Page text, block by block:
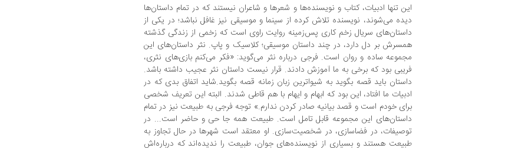
این تنها ادبیات، کتاب و نویسنده‌ها و شعرها و شاعران نیستند که در تمام داستان‌ها
دیده می‌شوند، نویسنده تلاش کرده از سینما و موسیقی نیز غافل نباشد؛ در یکی از
داستان‌های سریال زخم‌ کاری پس‌زمینه روایت راوی است که زخمی از زندگی گذشته
همسرش بر دل دارد، در چند داستان موسیقی؛ کلاسیک و پاپ. نثر داستان‌های این
مجموعه ساده و روان است. فرجی درباره نثر می‌گوید: «فکر می‌کنم بازی‌های نثری،
فریبی بود که برخی به ما آموزش دادند. قرار نیست داستان نثر عجیب داشته باشد.
داستان باید قصه بگوید به شیواترین زبان زمانه قصه بگوید.شاید اتفاق بدی که در
ادبیات ما افتاد، این بود که ابهام و ایهام با هم قاطی شدند. البته این تعریف شخصی
برای خودم است و قصد بیانیه صادر کردن ندارم.» توجه فرجی به طبیعت نیز در تمام
داستان‌های این مجموعه قابل تامل است. طبیعت همه جا حی و حاضر است... در
توصیفات، در فضاسازی، در شخصیت‌سازی. او معتقد است شهرها در حال تجاوز به
طبیعت هستند و بسیاری از نویسنده‌های جوان، طبیعت را ندیده‌اند که درباره‌اش